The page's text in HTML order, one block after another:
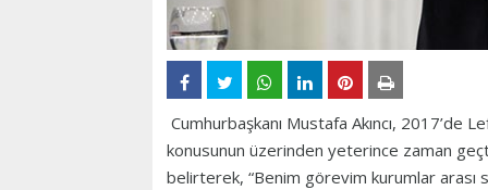
Cumhurbaşkanı Mustafa Akıncı, 2017’de
konusunun üzerinden yeterince zaman
belirterek, “Benim görevim kurumlar